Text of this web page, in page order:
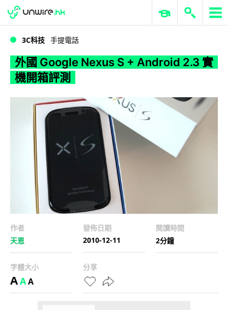
WWDC 2026 ERP 與商業 AI
3C科技 手提電話
外國 Google Nexus S + Android 2.3 實
機開箱評測
作者
天恩
發佈日期
2010-12-11
閱讀時間
2分鐘
字體大小
AAA
分享